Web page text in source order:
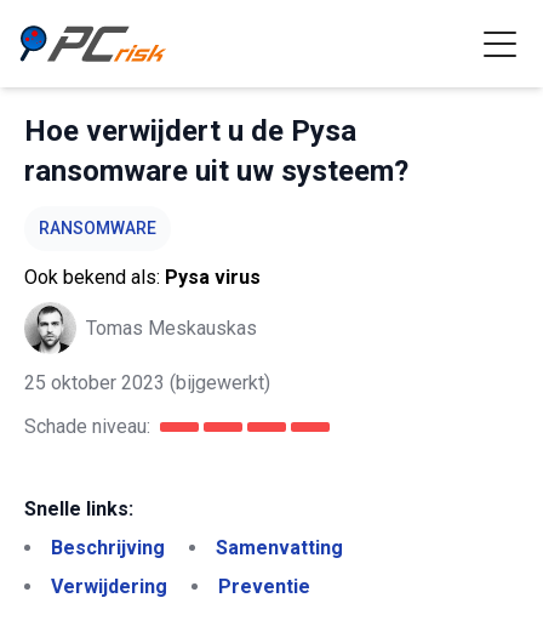
Hoe verwijdert u de Pysa
ransomware uit uw systeem?
RANSOMWARE
Ook bekend als: Pysa virus
Tomas Meskauskas
25 oktober 2023 (bijgewerkt)
Schade niveau:
Snelle links:
Beschrijving
Samenvatting
Verwijdering
Preventie